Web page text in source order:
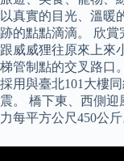
以真實的目光、溫暖
跡的點點滴滴。 欣
跟威威狸往原來上來
梯管制點的交叉路口
採用與臺北101大樓
震。 橋下東、西側
力每平方公尺450公斤